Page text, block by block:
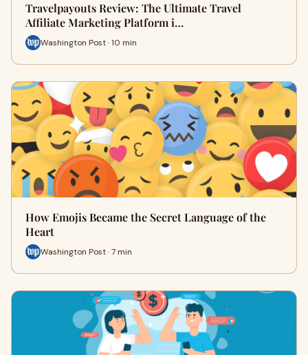
Travelpayouts Review: The Ultimate Travel
Affiliate Marketing Platform i…
Washington Post · 10 min
How Emojis Became the Secret Language of the
Heart
Washington Post · 7 min